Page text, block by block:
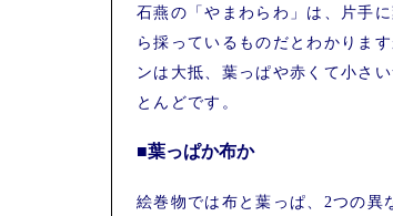
石燕の「やまわらわ」は、片手
ら採っているものだとわかりま
ンは大抵、葉っぱや赤くて小さ
とんどです。
■葉っぱか布か
絵巻物では布と葉っぱ、2つの異